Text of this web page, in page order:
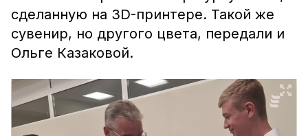
сделанную на 3D-принтере. Такой же
сувенир, но другого цвета, передали и
Ольге Казаковой.